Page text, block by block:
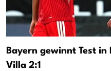
Bayern gewinnt Test
Villa 2:1